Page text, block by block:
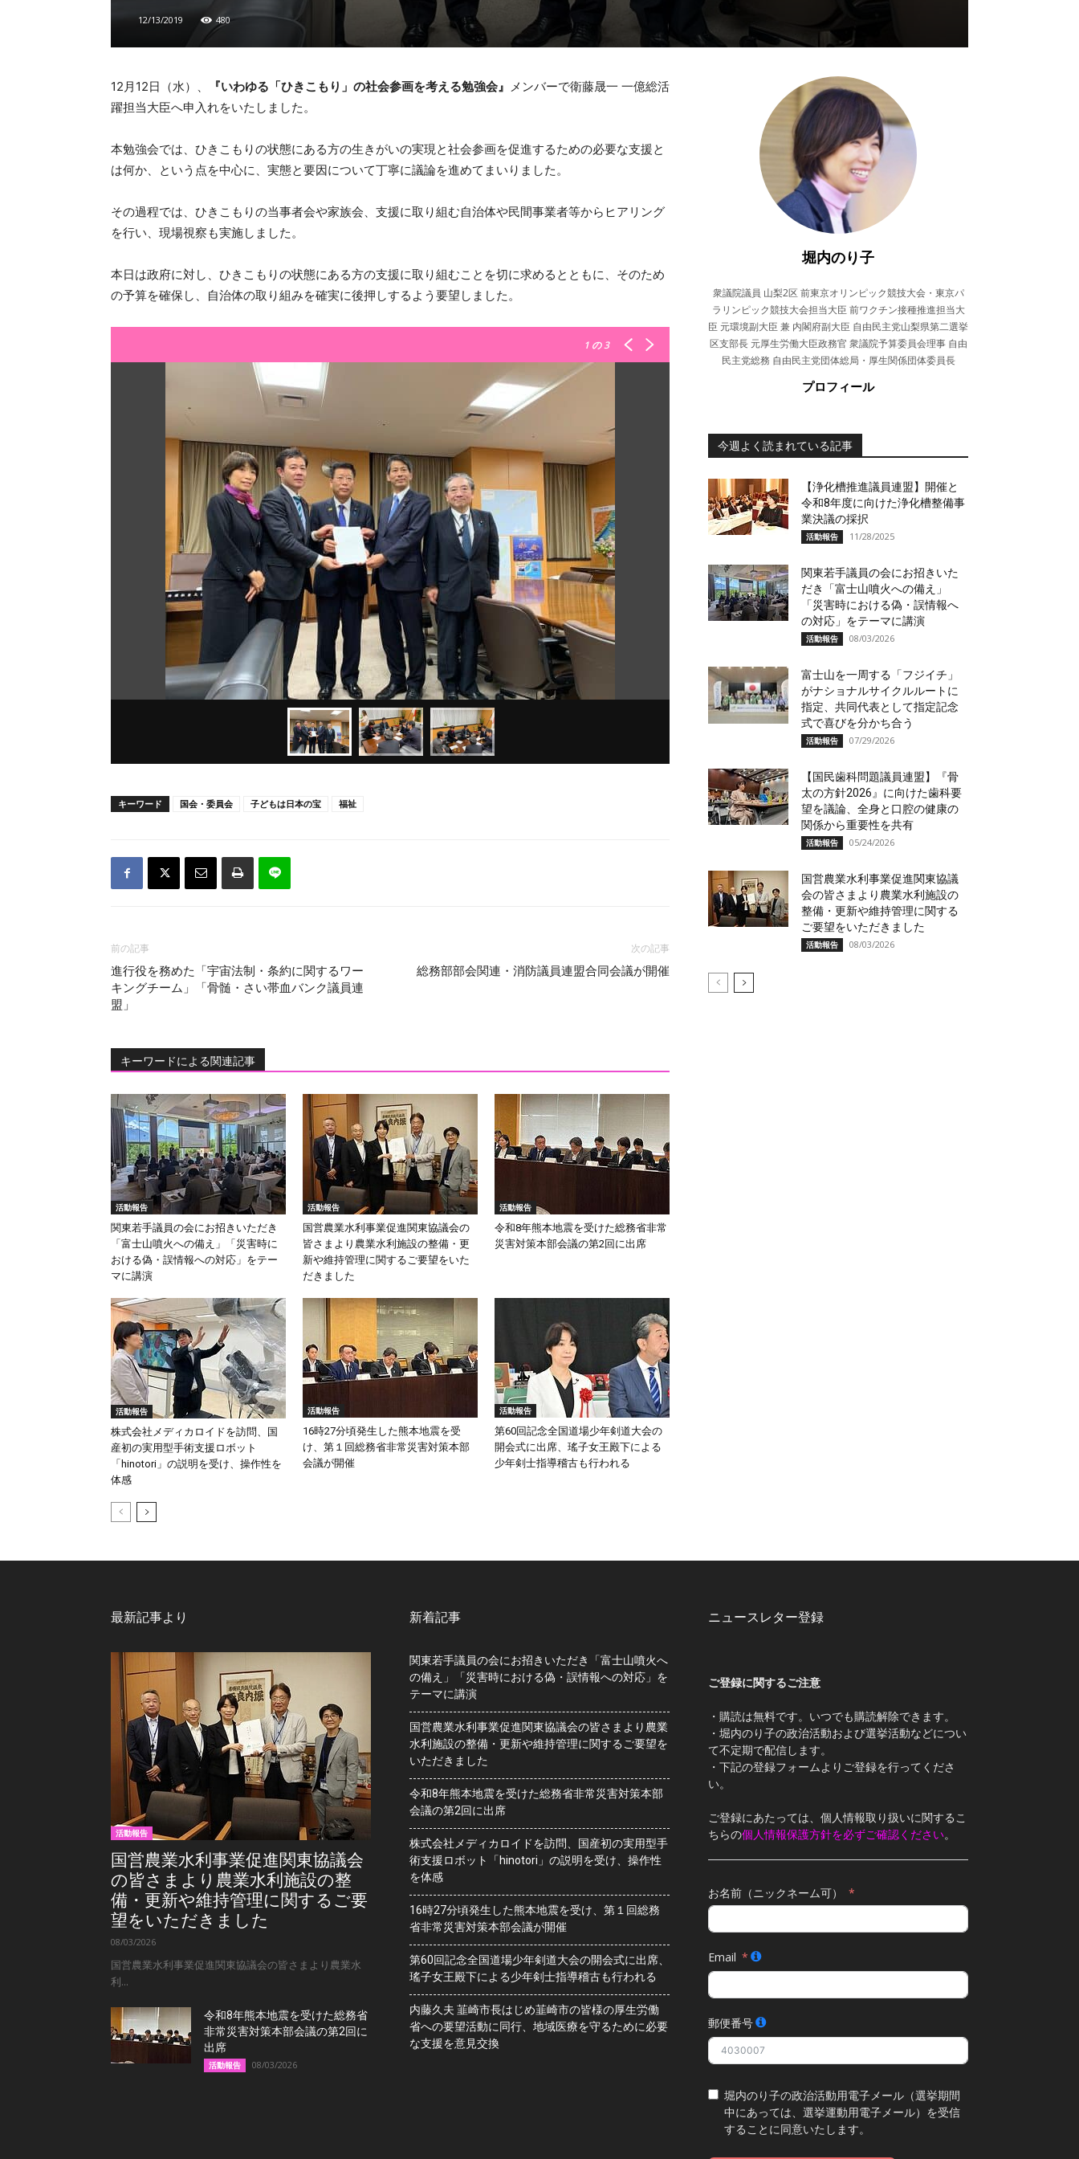
12/13/2019 480
12月12日（水）、 『いわゆる「ひきこもり」の社会参画を考える勉強会』 メンバーで衛藤晟一 一億総活
躍担当大臣へ申入れをいたしました。
本勉強会では、ひきこもりの状態にある方の生きがいの実現と社会参画を促進するための必要な支援と
は何か、という点を中心に、実態と要因について丁寧に議論を進めてまいりました。
その過程では、ひきこもりの当事者会や家族会、支援に取り組む自治体や民間事業者等からヒアリング
を行い、現場視察も実施しました。
本日は政府に対し、ひきこもりの状態にある方の支援に取り組むことを切に求めるとともに、そのため
の予算を確保し、自治体の取り組みを確実に後押しするよう要望しました。
1 の 3
キーワード 国会・委員会 子どもは日本の宝 福祉
前の記事
進行役を務めた「宇宙法制・条約に関するワー
キングチーム」「骨髄・さい帯血バンク議員連
盟」
次の記事
総務部部会関連・消防議員連盟合同会議が開催
キーワードによる関連記事
活動報告
関東若手議員の会にお招きいただき
「富士山噴火への備え」「災害時に
おける偽・誤情報への対応」をテー
マに講演
活動報告
国営農業水利事業促進関東協議会の
皆さまより農業水利施設の整備・更
新や維持管理に関するご要望をいた
だきました
活動報告
令和8年熊本地震を受けた総務省非常
災害対策本部会議の第2回に出席
活動報告
株式会社メディカロイドを訪問、国
産初の実用型手術支援ロボット
「hinotori」の説明を受け、操作性を
体感
活動報告
16時27分頃発生した熊本地震を受
け、第１回総務省非常災害対策本部
会議が開催
活動報告
第60回記念全国道場少年剣道大会の
開会式に出席、瑤子女王殿下による
少年剣士指導稽古も行われる
堀内のり子
衆議院議員 山梨2区 前東京オリンピック競技大会・東京パ
ラリンピック競技大会担当大臣 前ワクチン接種推進担当大
臣 元環境副大臣 兼 内閣府副大臣 自由民主党山梨県第二選挙
区支部長 元厚生労働大臣政務官 衆議院予算委員会理事 自由
民主党総務 自由民主党団体総局・厚生関係団体委員長
プロフィール
今週よく読まれている記事
【浄化槽推進議員連盟】開催と
令和8年度に向けた浄化槽整備事
業決議の採択
活動報告 11/28/2025
関東若手議員の会にお招きいた
だき「富士山噴火への備え」
「災害時における偽・誤情報へ
の対応」をテーマに講演
活動報告 08/03/2026
富士山を一周する「フジイチ」
がナショナルサイクルルートに
指定、共同代表として指定記念
式で喜びを分かち合う
活動報告 07/29/2026
【国民歯科問題議員連盟】『骨
太の方針2026』に向けた歯科要
望を議論、全身と口腔の健康の
関係から重要性を共有
活動報告 05/24/2026
国営農業水利事業促進関東協議
会の皆さまより農業水利施設の
整備・更新や維持管理に関する
ご要望をいただきました
活動報告 08/03/2026
最新記事より
活動報告
国営農業水利事業促進関東協議会
の皆さまより農業水利施設の整
備・更新や維持管理に関するご要
望をいただきました
08/03/2026
国営農業水利事業促進関東協議会の皆さまより農業水
利...
令和8年熊本地震を受けた総務省
非常災害対策本部会議の第2回に
出席
活動報告 08/03/2026
新着記事
関東若手議員の会にお招きいただき「富士山噴火へ
の備え」「災害時における偽・誤情報への対応」を
テーマに講演
国営農業水利事業促進関東協議会の皆さまより農業
水利施設の整備・更新や維持管理に関するご要望を
いただきました
令和8年熊本地震を受けた総務省非常災害対策本部
会議の第2回に出席
株式会社メディカロイドを訪問、国産初の実用型手
術支援ロボット「hinotori」の説明を受け、操作性
を体感
16時27分頃発生した熊本地震を受け、第１回総務
省非常災害対策本部会議が開催
第60回記念全国道場少年剣道大会の開会式に出席、
瑤子女王殿下による少年剣士指導稽古も行われる
内藤久夫 韮崎市長はじめ韮崎市の皆様の厚生労働
省への要望活動に同行、地域医療を守るために必要
な支援を意見交換
ニュースレター登録
ご登録に関するご注意
・購読は無料です。いつでも購読解除できます。
・堀内のり子の政治活動および選挙活動などについ
て不定期で配信します。
・下記の登録フォームよりご登録を行ってくださ
い。
ご登録にあたっては、個人情報取り扱いに関するこ
ちらの個人情報保護方針を必ずご確認ください。
お名前（ニックネーム可）
Email
郵便番号
堀内のり子の政治活動用電子メール（選挙期間
中にあっては、選挙運動用電子メール）を受信
することに同意いたします。